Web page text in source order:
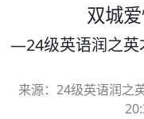
双城
—24级英语润之英
来源：24级英语润之